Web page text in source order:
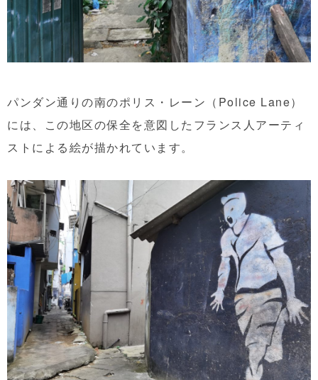
パンダン通りの南のポリス・レーン（Police Lane）
には、この地区の保全を意図したフランス人アーティ
ストによる絵が描かれています。